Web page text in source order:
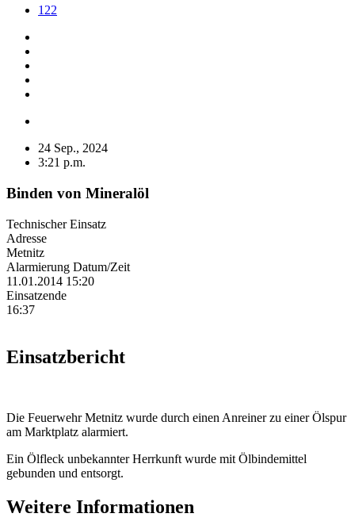
122
24 Sep., 2024
3:21 p.m.
Binden von Mineralöl
Technischer Einsatz
Adresse
Metnitz
Alarmierung Datum/Zeit
11.01.2014 15:20
Einsatzende
16:37
Einsatzbericht
Die Feuerwehr Metnitz wurde durch einen Anreiner zu einer Ölspur
am Marktplatz alarmiert.
Ein Ölfleck unbekannter Herrkunft wurde mit Ölbindemittel
gebunden und entsorgt.
Weitere Informationen